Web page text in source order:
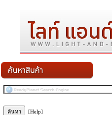
[Help]